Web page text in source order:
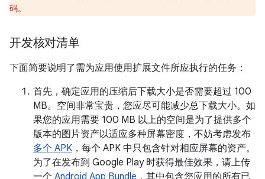
码。
开发核对清单
下面简要说明了需为应用使用扩展文件所应执行的任务：
首先，确定应用的压缩后下载大小是否需要超过 100
MB。空间非常宝贵，您应尽可能减少总下载大小。如
果您的应用需要 100 MB 以上的空间是为了提供多个
版本的图片资产以适应多种屏幕密度，不妨考虑发布
多个 APK ，每个 APK 中只包含针对相应屏幕的资产。
为了在发布到 Google Play 时获得最佳效果，请上传
一个 Android App Bundle ，其中包含您应用的所有已